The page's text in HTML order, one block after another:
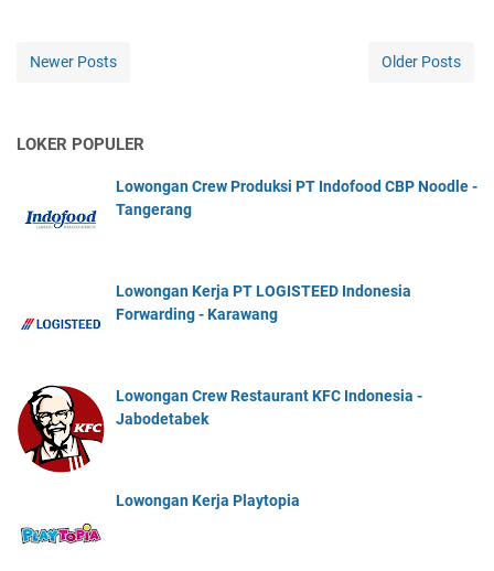
Newer Posts Older Posts
LOKER POPULER
Lowongan Crew Produksi PT Indofood CBP Noodle -
Tangerang
Lowongan Kerja PT LOGISTEED Indonesia
Forwarding - Karawang
Lowongan Crew Restaurant KFC Indonesia -
Jabodetabek
Lowongan Kerja Playtopia